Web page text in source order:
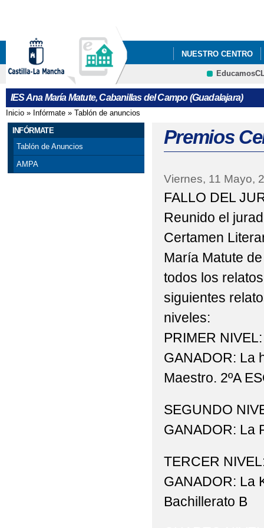
NUESTRO CENTRO
ERASMUSPLUS
"PREMATRÍCULA"
FORMULARIOS Y A
"PREMATRÍCULA"
DE MAYO DE 2021
25 DE NOVIEMBRE,
ADMISIÓN CICLOS
ADMISIÓN PARA EL
ALUMNADO DE
ANUNCIOS
(MATRÍCULAS
ATENCIÓN:
AVISO IMPORTANTE
AVISO URGENTE:
AVISO:
ABIERTO EL PLAZO
CRFP
IES Ana María Matute, Cabanillas del Campo (Guadalajara)
Se encuentra usted aquí
Inicio » Infórmate » Tablón de anuncios
INFÓRMATE
Tablón de Anuncios
AMPA
Premios
Viernes, 11 Mayo,
FALLO DEL
Reunido el
Certamen
María Matute
todos los
siguientes
niveles:
PRIMER NIVEL:
GANADOR: La
Maestro. 2ºA
SEGUNDO
GANADOR: La
TERCER
GANADOR: La
Bachillerato B